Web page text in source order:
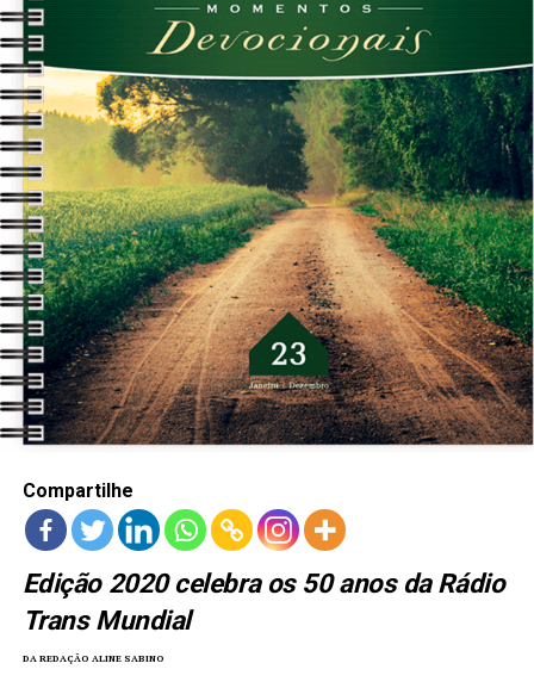
LANÇAMENTOS
Compartilhe
Edição 2020 celebra os 50 anos da Rádio
Trans Mundial
DA REDAÇÃO ALINE SABINO